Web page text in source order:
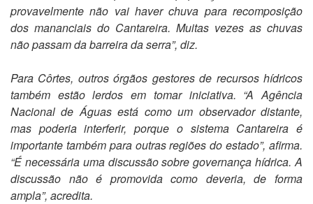
provavelmente não vai haver chuva para recomposição
dos mananciais do Cantareira. Muitas vezes as chuvas
não passam da barreira da serra”, diz.
Para Côrtes, outros órgãos gestores de recursos hídricos
também estão lerdos em tomar iniciativa. “A Agência
Nacional de Águas está como um observador distante,
mas poderia interferir, porque o sistema Cantareira é
importante também para outras regiões do estado”, afirma.
“É necessária uma discussão sobre governança hídrica. A
discussão não é promovida como deveria, de forma
ampla”, acredita.